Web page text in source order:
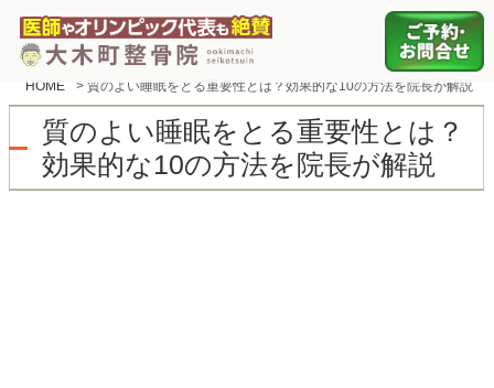
HOME >質のよい睡眠をとる重要性とは？効果的な10の方法を院長が解説
質のよい睡眠をとる重要性とは？
効果的な10の方法を院長が解説